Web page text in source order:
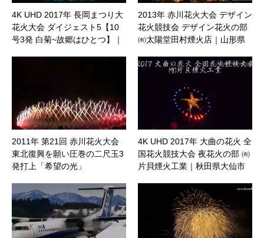
4K UHD 2017年 長岡まつり大
花火大会 ダイジェスト5【10
号3発 白菊~故郷はひとつ】｜
2013年 赤川花火大会 デザイン
花火競技会 デザイン花火の部
㈲太陽堂田村煙火店｜山形県
2011年 第21回 赤川花火大会
東北復興を願い圧巻の二尺玉3
発打上「希望の光」
4K UHD 2017年 大曲の花火 全
国花火競技大会 夜花火の部 ㈲
片貝煙火工業｜秋田県大仙市